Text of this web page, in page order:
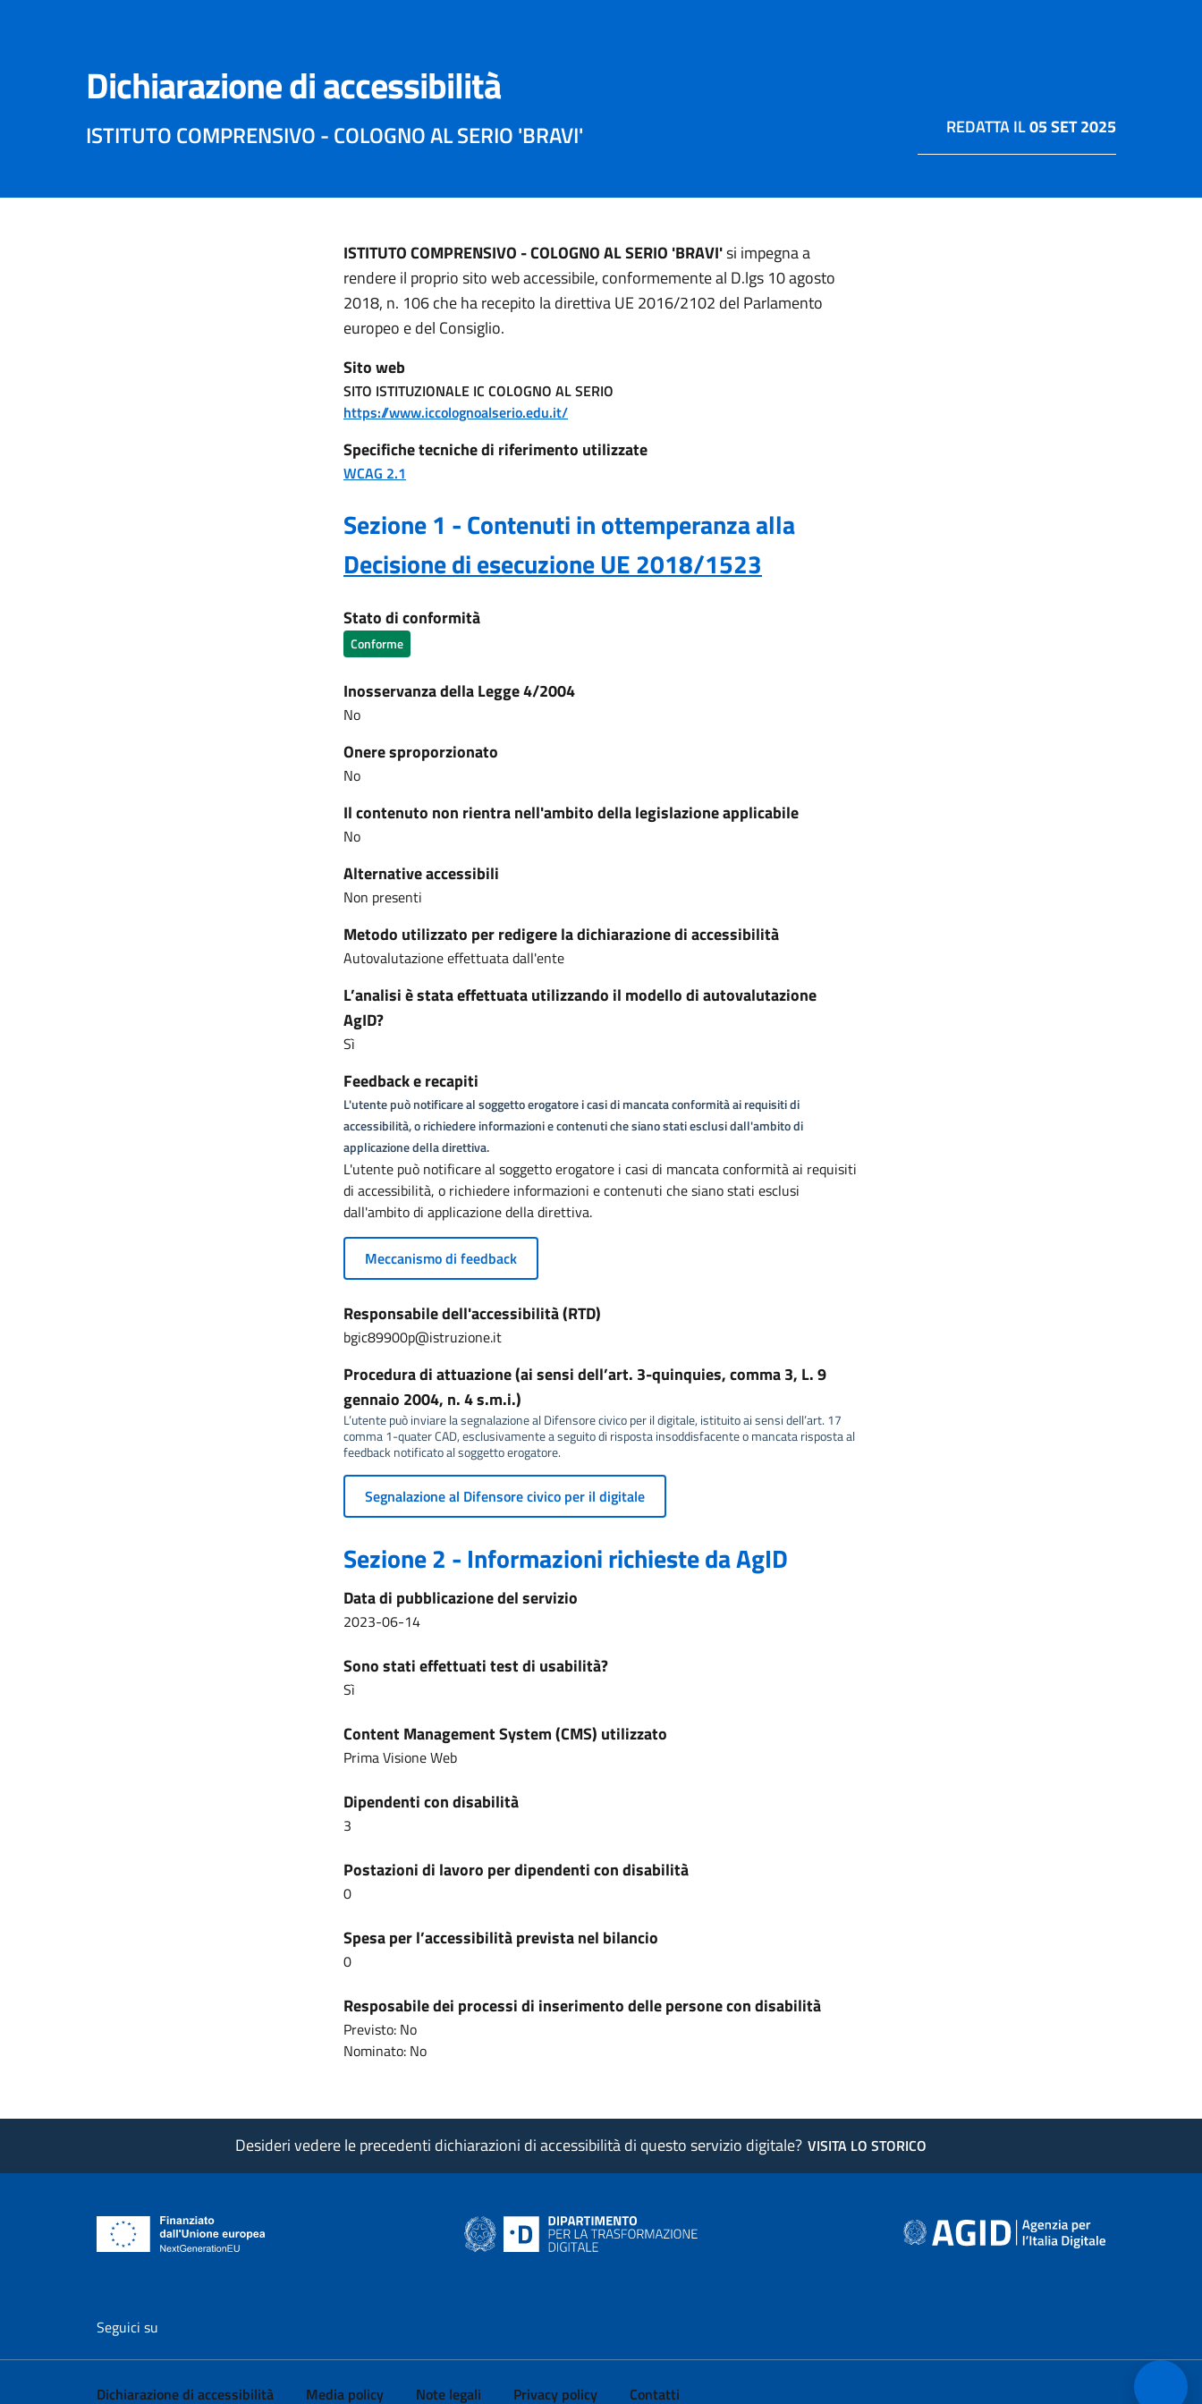
Dichiarazione di accessibilità
ISTITUTO COMPRENSIVO - COLOGNO AL SERIO 'BRAVI' REDATTA IL05 SET 2025
ISTITUTO COMPRENSIVO - COLOGNO AL SERIO 'BRAVI'si impegna a
rendere il proprio sito web accessibile, conformemente al D.lgs 10 agosto
2018, n. 106 che ha recepito la direttiva UE 2016/2102 del Parlamento
europeo e del Consiglio.
Sito web
SITO ISTITUZIONALE IC COLOGNO AL SERIO
https://www.iccolognoalserio.edu.it/
Specifiche tecniche di riferimento utilizzate
WCAG 2.1
Sezione 1 - Contenuti in ottemperanza alla
Decisione di esecuzione UE 2018/1523
Stato di conformità
Conforme
Inosservanza della Legge 4/2004
No
Onere sproporzionato
No
Il contenuto non rientra nell'ambito della legislazione applicabile
No
Alternative accessibili
Non presenti
Metodo utilizzato per redigere la dichiarazione di accessibilità
Autovalutazione effettuata dall'ente
L’analisi è stata effettuata utilizzando il modello di autovalutazione
AgID?
Sì
Feedback e recapiti
L'utente può notificare al soggetto erogatore i casi di mancata conformità ai requisiti di
accessibilità, o richiedere informazioni e contenuti che siano stati esclusi dall'ambito di
applicazione della direttiva.
L'utente può notificare al soggetto erogatore i casi di mancata conformità ai requisiti
di accessibilità, o richiedere informazioni e contenuti che siano stati esclusi
dall'ambito di applicazione della direttiva.
Meccanismo di feedback
Responsabile dell'accessibilità (RTD)
bgic89900p@istruzione.it
Procedura di attuazione (ai sensi dell’art. 3-quinquies, comma 3, L. 9
gennaio 2004, n. 4 s.m.i.)
L’utente può inviare la segnalazione al Difensore civico per il digitale, istituito ai sensi dell’art. 17
comma 1-quater CAD, esclusivamente a seguito di risposta insoddisfacente o mancata risposta al
feedback notificato al soggetto erogatore.
Segnalazione al Difensore civico per il digitale
Sezione 2 - Informazioni richieste da AgID
Data di pubblicazione del servizio
2023-06-14
Sono stati effettuati test di usabilità?
Sì
Content Management System (CMS) utilizzato
Prima Visione Web
Dipendenti con disabilità
3
Postazioni di lavoro per dipendenti con disabilità
0
Spesa per l’accessibilità prevista nel bilancio
0
Resposabile dei processi di inserimento delle persone con disabilità
Previsto: No
Nominato: No
Desideri vedere le precedenti dichiarazioni di accessibilità di questo servizio digitale? VISITA LO STORICO
Seguici su
Dichiarazione di accessibilità Media policy Note legali Privacy policy Contatti